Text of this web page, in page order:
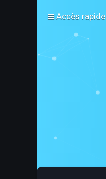
Accès rapide